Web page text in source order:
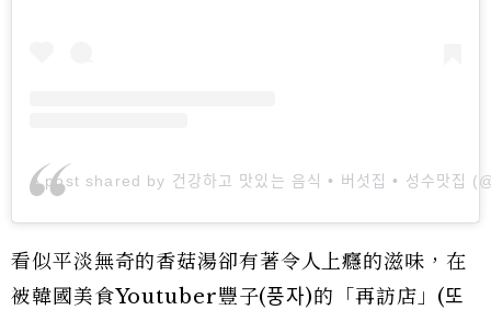
A post shared by 건강하고 맛있는 음식 • 버섯집 • 성수맛
看似平淡無奇的香菇湯卻有著令人上癮的滋味，在
被韓國美食Youtuber豐子(풍자)的「再訪店」(또